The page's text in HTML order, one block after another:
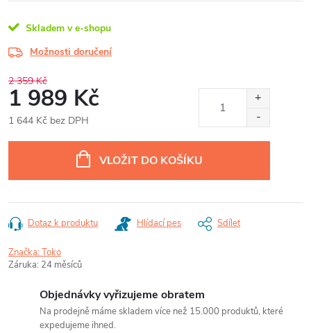
Skladem v e-shopu
Možnosti doručení
2 359 Kč
1 989 Kč
1 644 Kč bez DPH
VLOŽIT DO KOŠÍKU
Dotaz k produktu Hlídací pes Sdílet
Značka:Toko
Záruka: 24 měsíců
Objednávky vyřizujeme obratem
Na prodejně máme skladem více než 15.000 produktů, které
expedujeme ihned.